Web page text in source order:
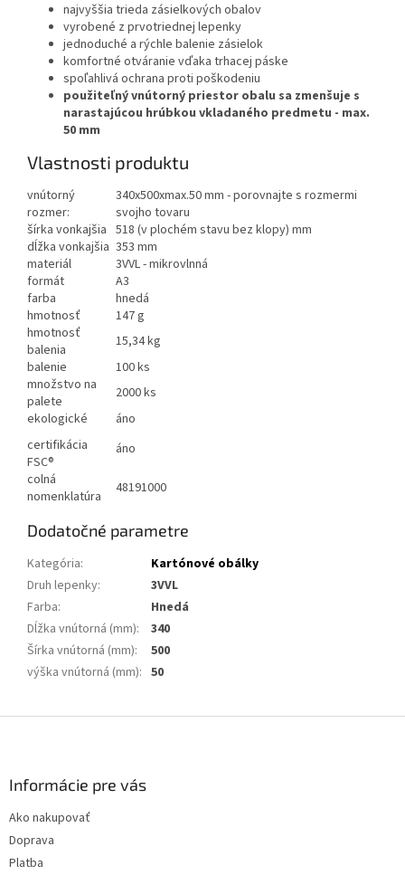
najvyššia trieda zásielkových obalov
vyrobené z prvotriednej lepenky
jednoduché a rýchle balenie zásielok
komfortné otváranie vďaka trhacej páske
spoľahlivá ochrana proti poškodeniu
použiteľný vnútorný priestor obalu sa zmenšuje s
narastajúcou hrúbkou vkladaného predmetu - max.
50 mm
Vlastnosti produktu
vnútorný
rozmer:
340x500xmax.50 mm - porovnajte s rozmermi
svojho tovaru
šírka vonkajšia 518 (v plochém stavu bez klopy) mm
dĺžka vonkajšia 353 mm
materiál
3VVL - mikrovlnná
formát
A3
farba
hnedá
hmotnosť
147 g
hmotnosť
balenia
15,34 kg
balenie
100 ks
množstvo na
palete
2000 ks
ekologické
áno
certifikácia
FSC®
áno
colná
nomenklatúra
48191000
Dodatočné parametre
Kategória:
Kartónové obálky
Druh lepenky:
3VVL
Farba:
Hnedá
Dĺžka vnútorná (mm):
340
Šírka vnútorná (mm):
500
výška vnútorná (mm): 50
Informácie pre vás
Ako nakupovať
Doprava
Platba